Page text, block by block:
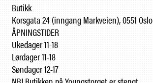
Butikk
Korsgata 24 (inngang Markveien), 0551 Oslo
ÅPNINGSTIDER
Ukedager 11-18
Lørdager 11-18
Søndager 12-17